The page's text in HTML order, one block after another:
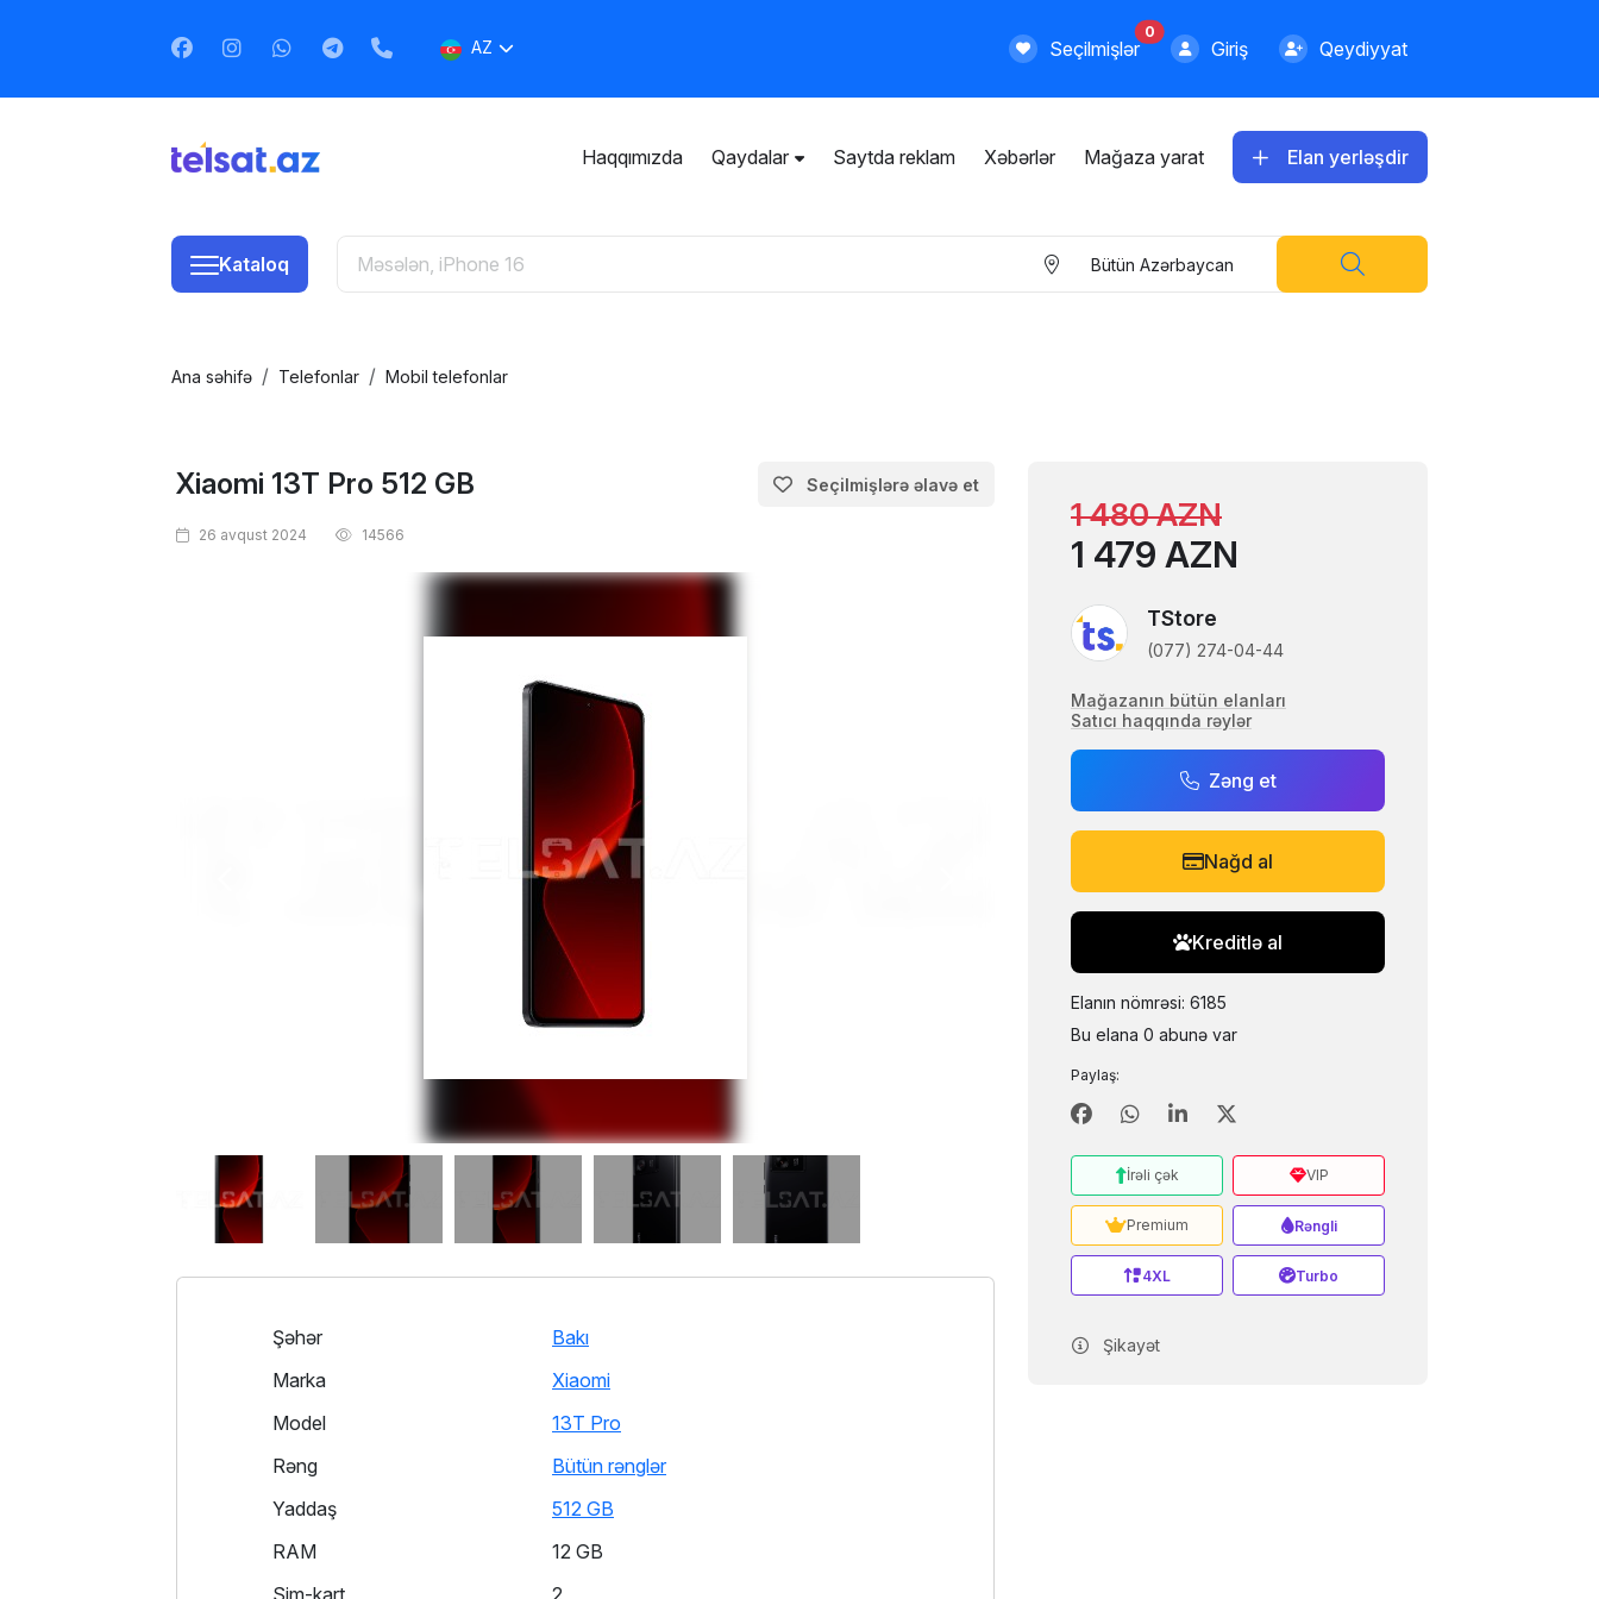
AZ Seçilmişlər
0
Giriş Qeydiyyat
Haqqımızda Qaydalar Saytda reklam Xəbərlər Mağaza yarat Elan yerləşdir
Kataloq Bütün Azərbaycan
Ana səhifə Telefonlar Mobil telefonlar
Xiaomi 13T Pro 512 GB Seçilmişlərə əlavə et
26 avqust 2024 14566
Şəhər
Bakı
Marka
Xiaomi
Model
13T Pro
Rəng
Bütün rənglər
Yaddaş
512 GB
RAM
12 GB
Sim-kart
2
1 480 AZN
1 479 AZN
TStore
(077) 274-04-44
Mağazanın bütün elanları
Satıcı haqqında rəylər
Zəng et
Nağd al
Kreditlə al
Elanın nömrəsi: 6185
Bu elana 0 abunə var
Paylaş:
İrəli çək VIP
Premium Rəngli
4XL Turbo
Şikayət